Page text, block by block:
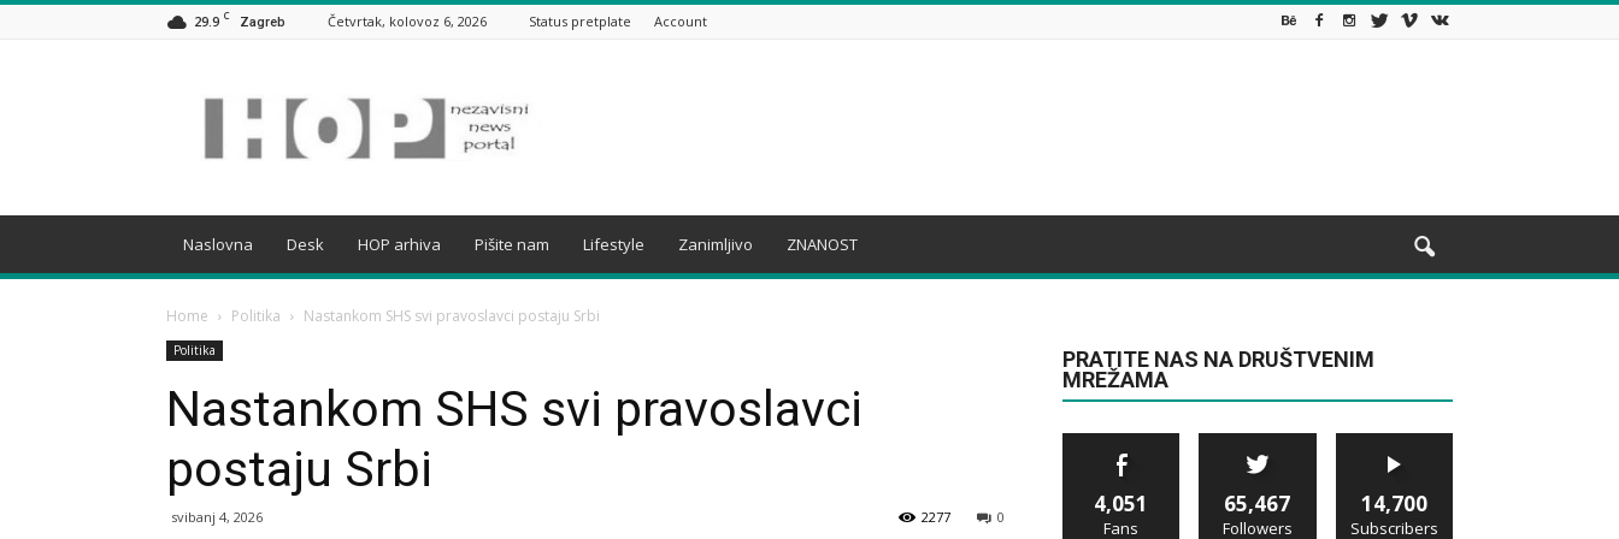
29.9 C Zagreb Četvrtak, kolovoz 6, 2026 Status pretplate Account
Naslovna Desk HOP arhiva Pišite nam Lifestyle Zanimljivo ZNANOST
Home Politika Nastankom SHS svi pravoslavci postaju Srbi
Politika
Nastankom SHS svi pravoslavci
postaju Srbi
svibanj 4, 2026 0
2277
PRATITE NAS NA DRUŠTVENIM
MREŽAMA
4,051
Fans
65,467
Followers
14,700
Subscribers